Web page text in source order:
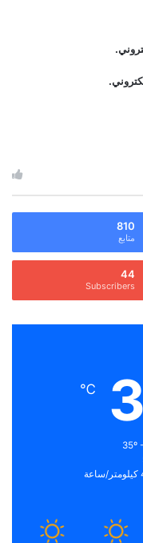
810
متابع
44
Subscribers
℃